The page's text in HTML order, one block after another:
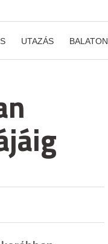
UTAZÁS BALATON